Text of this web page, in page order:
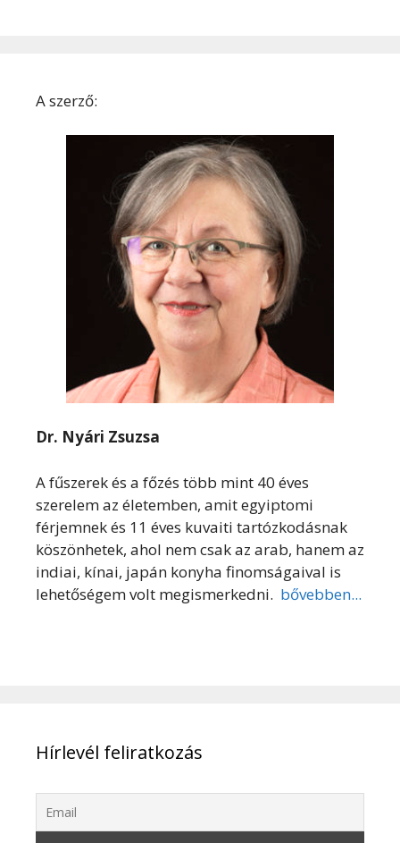
A szerző:
Dr. Nyári Zsuzsa
A fűszerek és a főzés több mint 40 éves
szerelem az életemben, amit egyiptomi
férjemnek és 11 éves kuvaiti tartózkodásnak
köszönhetek, ahol nem csak az arab, hanem az
indiai, kínai, japán konyha finomságaival is
lehetőségem volt megismerkedni. bővebben...
Hírlevél feliratkozás